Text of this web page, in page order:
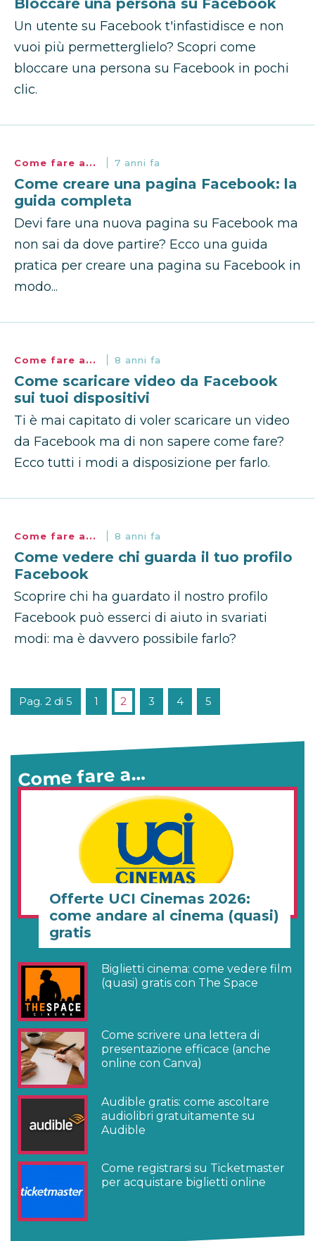
Bloccare una persona su Facebook
Un utente su Facebook t'infastidisce e non
vuoi più permetterglielo? Scopri come
bloccare una persona su Facebook in pochi
clic.
Come fare a... 7 anni fa
Come creare una pagina Facebook: la
guida completa
Devi fare una nuova pagina su Facebook ma
non sai da dove partire? Ecco una guida
pratica per creare una pagina su Facebook in
modo...
Come fare a... 8 anni fa
Come scaricare video da Facebook
sui tuoi dispositivi
Ti è mai capitato di voler scaricare un video
da Facebook ma di non sapere come fare?
Ecco tutti i modi a disposizione per farlo.
Come fare a... 8 anni fa
Come vedere chi guarda il tuo profilo
Facebook
Scoprire chi ha guardato il nostro profilo
Facebook può esserci di aiuto in svariati
modi: ma è davvero possibile farlo?
Pag. 2 di 5 1 2 3 4 5
Come fare a…
Offerte UCI Cinemas 2026:
come andare al cinema (quasi)
gratis
Biglietti cinema: come vedere film
(quasi) gratis con The Space
Come scrivere una lettera di
presentazione efficace (anche
online con Canva)
Audible gratis: come ascoltare
audiolibri gratuitamente su
Audible
Come registrarsi su Ticketmaster
per acquistare biglietti online